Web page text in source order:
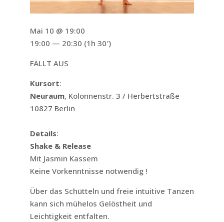
Kursort:
Neuraum, Kolonnenstr. 3 / Herbertstraße
10827 Berlin
Details:
Shake & Release
Mit Jasmin Kassem
Keine Vorkenntnisse notwendig !
Über das Schütteln und freie intuitive Tanzen
kann sich mühelos Gelöstheit und
Leichtigkeit entfalten.
Mai 10 @ 19:00
19:00 — 20:30 (1h 30′)
FÄLLT AUS